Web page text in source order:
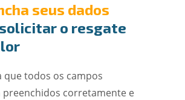
seus dados
o resgate
que todos os campos
preenchidos corretamente e